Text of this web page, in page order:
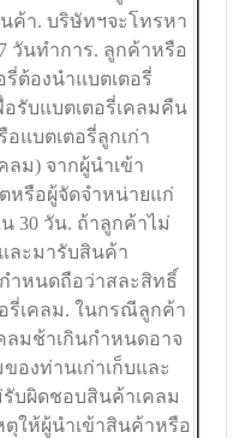
ค้า. บริษัทฯจะโทรหา
วันทำการ. ลูกค้าหรือ
ต้องนำแบตเตอรี่
รับแบตเตอรี่เคลมคืน
แบตเตอรี่ลูกเก่า
ลม) จากผู้นำเข้า
หรือผู้จัดจำหน่ายแก่
30 วัน. ถ้าลูกค้าไม่
ละมารับสินค้า
ำหนดถือว่าสละสิทธิ์
รี่เคลม. ในกรณีลูกค้า
ลมช้าเกินกำหนดอาจ
องท่านเก่าเก็บและ
บผิดชอบสินค้าเคลม
ตุให้ผู้นำเข้าสินค้าหรือ